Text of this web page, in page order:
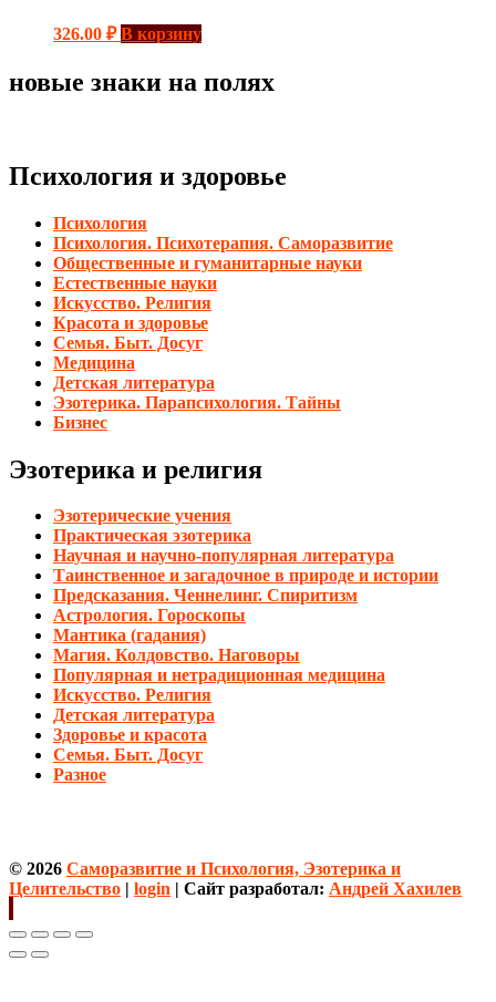
326.00 ₽ В корзину
новые знаки на полях
Психология и здоровье
Психология
Психология. Психотерапия. Саморазвитие
Общественные и гуманитарные науки
Естественные науки
Искусство. Религия
Красота и здоровье
Семья. Быт. Досуг
Медицина
Детская литература
Эзотерика. Парапсихология. Тайны
Бизнес
Эзотерика и религия
Эзотерические учения
Практическая эзотерика
Научная и научно-популярная литература
Таинственное и загадочное в природе и истории
Предсказания. Ченнелинг. Спиритизм
Астрология. Гороскопы
Мантика (гадания)
Магия. Колдовство. Наговоры
Популярная и нетрадиционная медицина
Искусство. Религия
Детская литература
Здоровье и красота
Семья. Быт. Досуг
Разное
© 2026 Саморазвитие и Психология, Эзотерика и
Целительство | login | Сайт разработал: Андрей Хахилев